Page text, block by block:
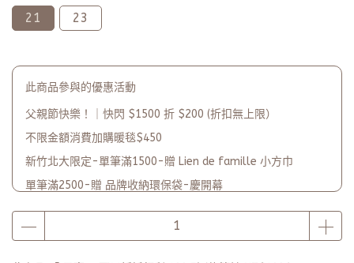
21
23
此商品參與的優惠活動
父親節快樂！｜快閃 $1500 折 $200 (折扣無上限）
不限金額消費加購暖毯$450
新竹北大限定-單筆滿1500-贈 Lien de famille 小方巾
單筆滿2500-贈 品牌收納環保袋-慶開幕
品牌2週年PARTY單筆滿$5000-贈【品牌多功能披肩暖毯】(數
量有限送完為止)